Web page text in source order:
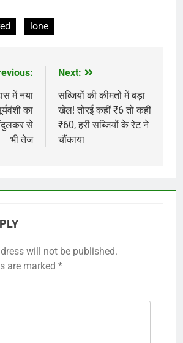
lone
में नया
का
से
भी तेज
Next:
सब्जियों की कीमतों में बड़ा
खेल! तोरई कहीं ₹6 तो कहीं
₹60, हरी सब्जियों के रेट ने
चौंकाया
will not be published.
are marked *